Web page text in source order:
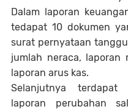
Dalam laporan
tedapat 10 dokumen
surat pernyataan
jumlah neraca, laporan
laporan arus kas.
Selanjutnya terdapat
laporan perubahan